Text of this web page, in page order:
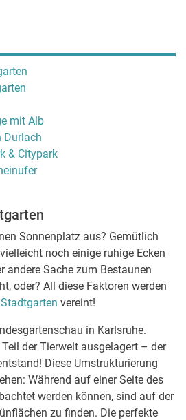
mit Alb
Durlach
& Citypark
Sonnenplatz aus? Gemütlich
noch einige ruhige Ecken
andere Sache zum Bestaunen
oder? All diese Faktoren werden
vereint!
in Karlsruhe.
der Tierwelt ausgelagert – der
Diese Umstrukturierung
Während auf einer Seite des
werden können, sind auf der
zu finden. Die perfekte